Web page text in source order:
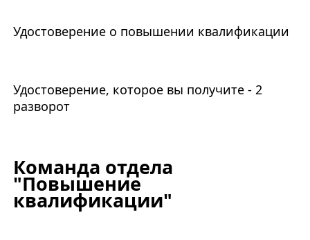
Удостоверение о повышении квалификации
Удостоверение, которое вы получите - 2
разворот
Команда отдела
"Повышение
квалификации"